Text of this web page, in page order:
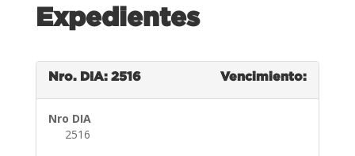
Expedientes
Nro. DIA: 2516 Vencimiento:
Nro DIA
2516